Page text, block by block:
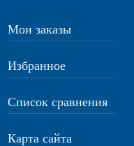
Мои заказы
Избранное
Список сравнения
Карта сайта